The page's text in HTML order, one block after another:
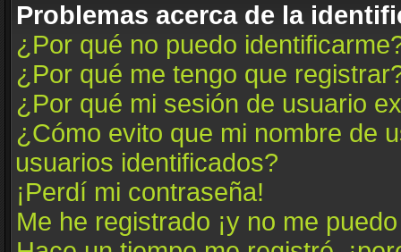
Problemas acerca de la
¿Por qué no puedo
¿Por qué me tengo que
¿Por qué mi sesión de usuario
¿Cómo evito que mi nombre de
usuarios identificados?
¡Perdí mi contraseña!
Me he registrado ¡y no me